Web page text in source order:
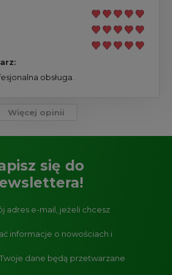
obsługa.
Więcej opinii
się do
adres e-mail, jeżeli chcesz
informacje o nowościach i
Twoje dane będą przetwarzane